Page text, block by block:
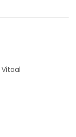
Vitaal